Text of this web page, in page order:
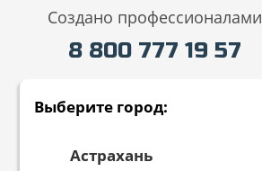
Создано профессионалами
8 800 777 19 57
Выберите город:
Астрахань